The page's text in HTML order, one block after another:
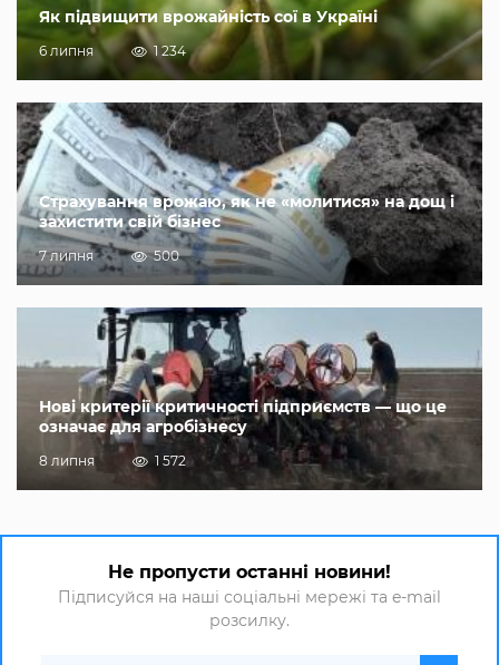
Як підвищити врожайність сої в Україні
6 липня 1 234
Страхування врожаю, як не «молитися» на дощ і
захистити свій бізнес
7 липня 500
Нові критерії критичності підприємств — що це
означає для агробізнесу
8 липня 1 572
Не пропусти останні новини!
Підписуйся на наші соціальні мережі та e-mail
розсилку.